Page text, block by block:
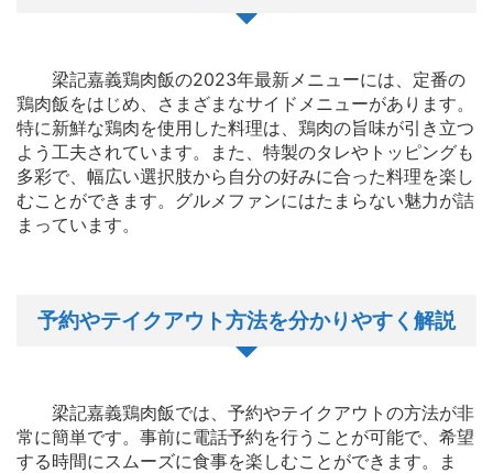
梁記嘉義鶏肉飯の2023年最新メニューには、定番の
鶏肉飯をはじめ、さまざまなサイドメニューがあります。
特に新鮮な鶏肉を使用した料理は、鶏肉の旨味が引き立つ
よう工夫されています。また、特製のタレやトッピングも
多彩で、幅広い選択肢から自分の好みに合った料理を楽し
むことができます。グルメファンにはたまらない魅力が詰
まっています。
予約やテイクアウト方法を分かりやすく解説
梁記嘉義鶏肉飯では、予約やテイクアウトの方法が非
常に簡単です。事前に電話予約を行うことが可能で、希望
する時間にスムーズに食事を楽しむことができます。ま